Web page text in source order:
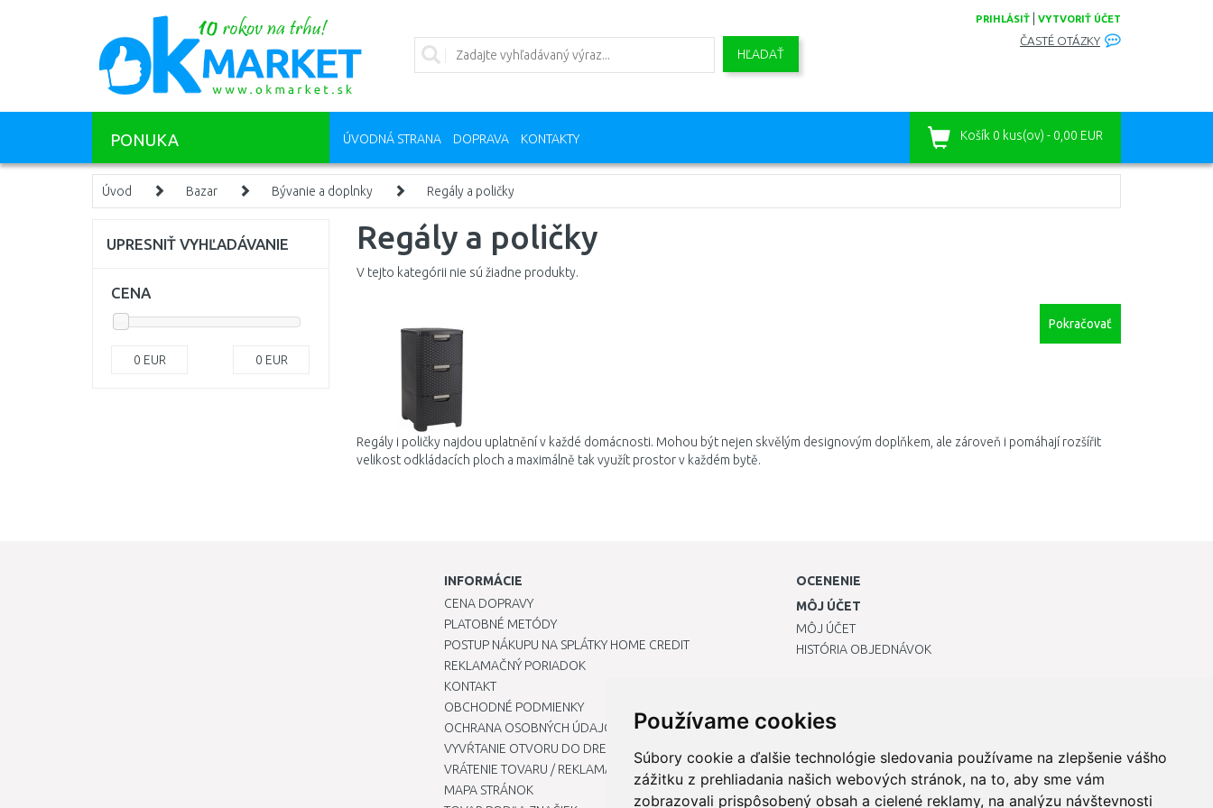
Používame cookies
Súbory cookie a ďalšie technológie sledovania používame na zlepšenie vášho
zážitku z prehliadania našich webových stránok, na to, aby sme vám
zobrazovali prispôsobený obsah a cielené reklamy, na analýzu návštevnosti
PRIHLÁSIŤ VYTVORIŤ ÚČET
ČASTÉ OTÁZKY
HĽADAŤ
PONUKA ÚVODNÁ STRANA DOPRAVA KONTAKTY Košík 0 kus(ov) - 0,00 EUR
Úvod Bazar Bývanie a doplnky Regály a poličky
Regály a poličky
V tejto kategórii nie sú žiadne produkty.
Pokračovať
Regály i poličky najdou uplatnění v každé domácnosti. Mohou být nejen skvělým designovým doplňkem, ale zároveň i pomáhají rozšířit
velikost odkládacích ploch a maximálně tak využít prostor v každém bytě.
UPRESNIŤ VYHĽADÁVANIE
CENA
0 EUR 0 EUR
INFORMÁCIE
CENA DOPRAVY
PLATOBNÉ METÓDY
POSTUP NÁKUPU NA SPLÁTKY HOME CREDIT
REKLAMAČNÝ PORIADOK
KONTAKT
OBCHODNÉ PODMIENKY
OCHRANA OSOBNÝCH ÚDAJOV
VYVŔTANIE OTVORU DO DREZU PRE KUCHYNSKÚ BATÉRIU
VRÁTENIE TOVARU / REKLAMÁCIE
MAPA STRÁNOK
OCENENIE
MÔJ ÚČET
MÔJ ÚČET
HISTÓRIA OBJEDNÁVOK